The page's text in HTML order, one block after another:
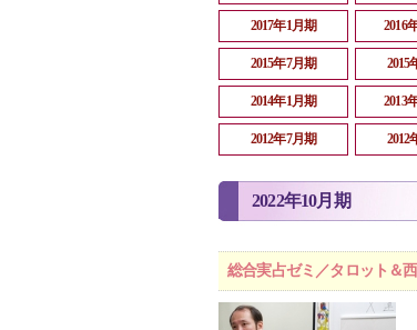
2017年1月期 2016
2015年7月期 2015
2014年1月期 2013
2012年7月期 2012
2022年10月期
総合実占ゼミ／タロット＆